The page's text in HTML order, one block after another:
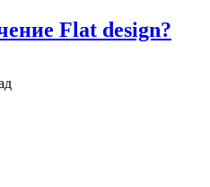
Flat design?